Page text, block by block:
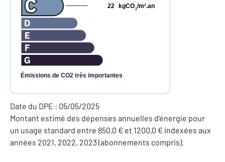
Émissions de CO2 très importantes
kgCO2/m2.an
22
Date du DPE : 05/05/2025
Montant estimé des dépenses annuelles d'énergie pour
un usage standard entre 850,0 € et 1200,0 € indexées aux
années 2021, 2022, 2023 (abonnements compris).